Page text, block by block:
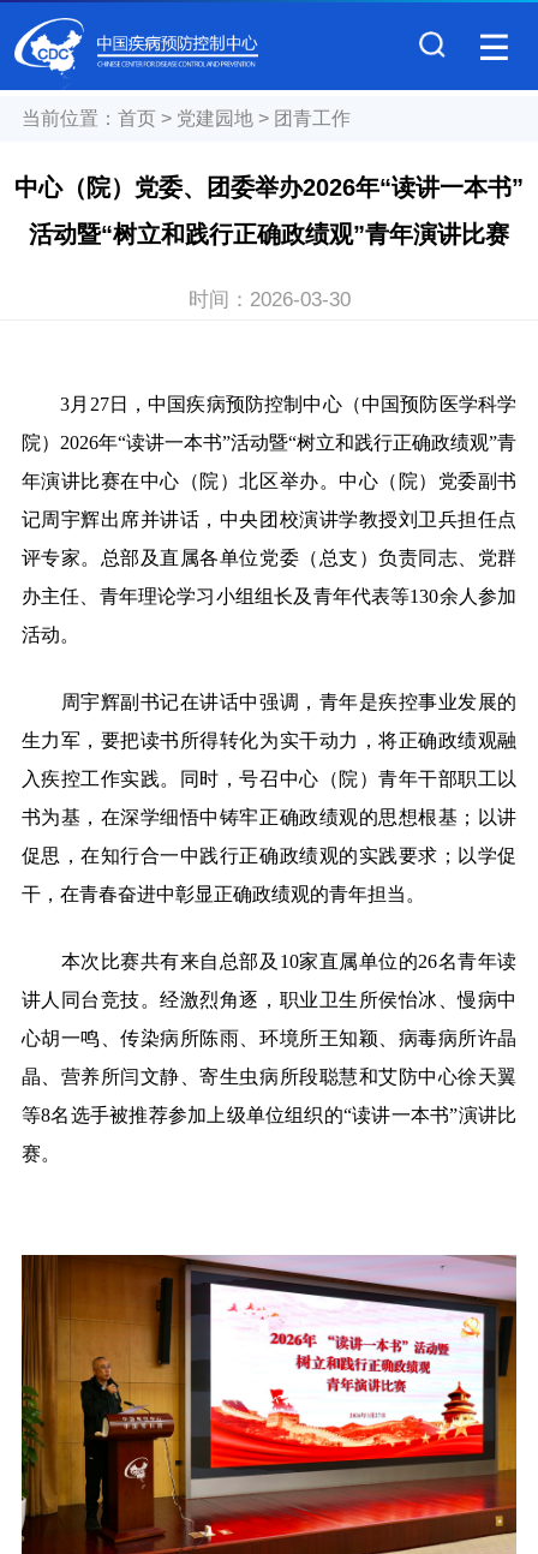
当前位置： 首页> 党建园地> 团青工作
中心（院）党委、团委举办2026年“读讲一本书”
活动暨“树立和践行正确政绩观”青年演讲比赛
时间： 2026-03-30
3月27日，中国疾病预防控制中心（中国预防医学科学
院）2026年“读讲一本书”活动暨“树立和践行正确政绩观”青
年演讲比赛在中心（院）北区举办。中心（院）党委副书
记周宇辉出席并讲话，中央团校演讲学教授刘卫兵担任点
评专家。总部及直属各单位党委（总支）负责同志、党群
办主任、青年理论学习小组组长及青年代表等130余人参加
活动。
周宇辉副书记在讲话中强调，青年是疾控事业发展的
生力军，要把读书所得转化为实干动力，将正确政绩观融
入疾控工作实践。同时，号召中心（院）青年干部职工以
书为基，在深学细悟中铸牢正确政绩观的思想根基；以讲
促思，在知行合一中践行正确政绩观的实践要求；以学促
干，在青春奋进中彰显正确政绩观的青年担当。
本次比赛共有来自总部及10家直属单位的26名青年读
讲人同台竞技。经激烈角逐，职业卫生所侯怡冰、慢病中
心胡一鸣、传染病所陈雨、环境所王知颖、病毒病所许晶
晶、营养所闫文静、寄生虫病所段聪慧和艾防中心徐天翼
等8名选手被推荐参加上级单位组织的“读讲一本书”演讲比
赛。